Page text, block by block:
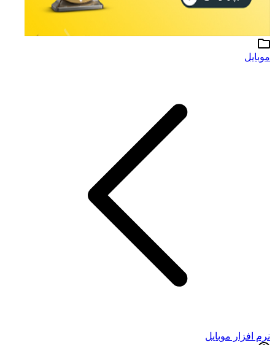
موبایل
نرم افزار موبایل